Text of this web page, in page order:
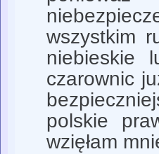
wszystkim
niebieskie
czarownic
polskie
wzięłam